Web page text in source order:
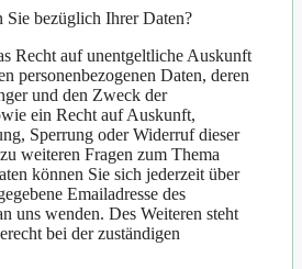
Sie bezüglich Ihrer Daten?
Recht auf unentgeltliche Auskunft
personenbezogenen Daten, deren
und den Zweck der
ein Recht auf Auskunft,
Sperrung oder Widerruf dieser
weiteren Fragen zum Thema
können Sie sich jederzeit über
Emailadresse des
uns wenden. Des Weiteren steht
bei der zuständigen